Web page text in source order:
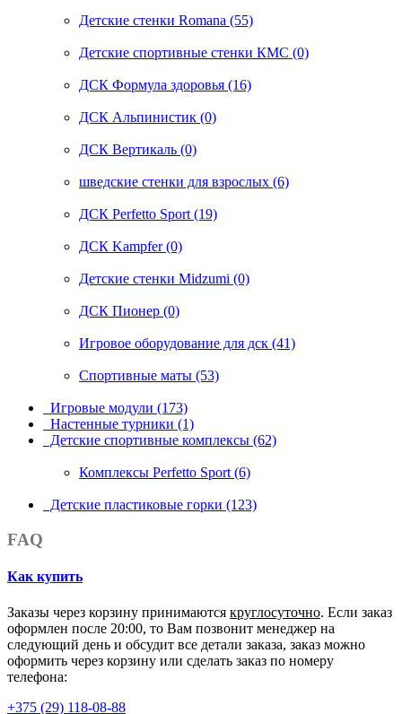
Детские стенки Romana (55)
Детские спортивные стенки КМС (0)
ДСК Формула здоровья (16)
ДСК Альпинистик (0)
ДСК Вертикаль (0)
шведские стенки для взрослых (6)
ДСК Perfetto Sport (19)
ДСК Kampfer (0)
Детские стенки Midzumi (0)
ДСК Пионер (0)
Игровое оборудование для дск (41)
Спортивные маты (53)
Игровые модули (173)
Настенные турники (1)
Детские спортивные комплексы (62)
Комплексы Perfetto Sport (6)
Детские пластиковые горки (123)
FAQ
Как купить
Заказы через корзину принимаются круглосуточно. Если заказ
оформлен после 20:00, то Вам позвонит менеджер на
следующий день и обсудит все детали заказа, заказ можно
оформить через корзину или сделать заказ по номеру
телефона:
+375 (29) 118-08-88